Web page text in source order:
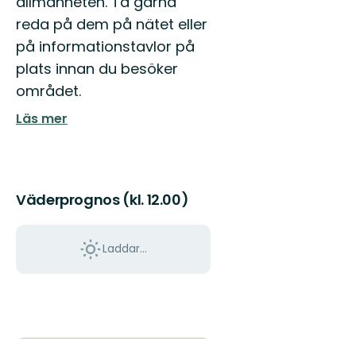
reda på dem på nätet eller
på informationstavlor på
plats innan du besöker
området.
Läs mer
Väderprognos (kl. 12.00)
Laddar...